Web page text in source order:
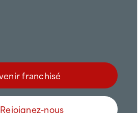
franchisé
Rejoignez-nous